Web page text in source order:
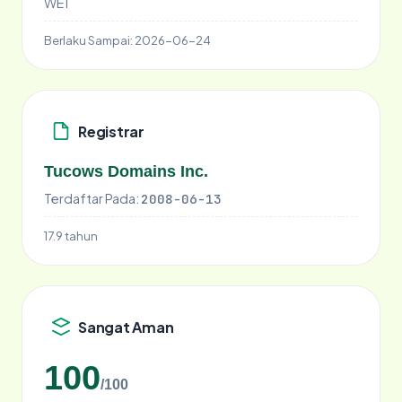
Berlaku Sampai: 2026-06-24
Registrar
Tucows Domains Inc.
Terdaftar Pada: 2008-06-13
17.9 tahun
Sangat Aman
100/100